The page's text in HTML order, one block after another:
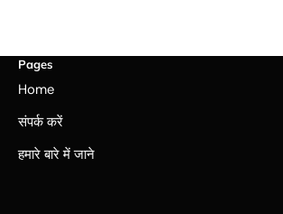
Pages
Home
संपर्क करें
हमारे बारे में जाने